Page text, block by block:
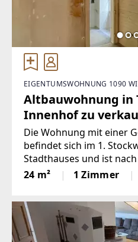
EIGENTUMSWOHNUNG 1090
Altbauwohnung in
Innenhof zu
(Provisionsfrei)
Die Wohnung mit einer
befindet sich im 1.
Stadthauses und ist
e besteht aus einem
m Badezimmer und
em beiliegenden
en. Die Wohnung ist
Wohnung ist
24 m² 1 Zimmer